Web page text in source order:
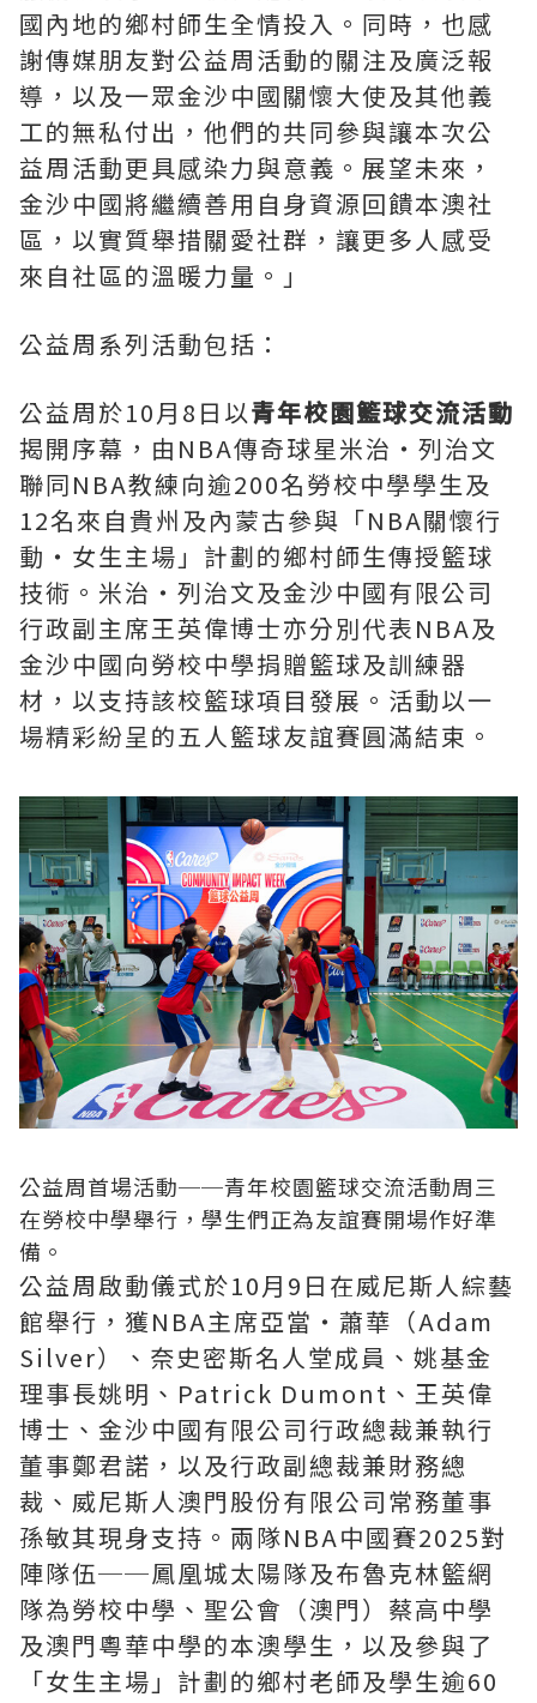
國內地的鄉村師生全情投入。同時，也感
謝傳媒朋友對公益周活動的關注及廣泛報
導，以及一眾金沙中國關懷大使及其他義
工的無私付出，他們的共同參與讓本次公
益周活動更具感染力與意義。展望未來，
金沙中國將繼續善用自身資源回饋本澳社
區，以實質舉措關愛社群，讓更多人感受
來自社區的溫暖力量。」
公益周系列活動包括：
公益周於10月8日以青年校園籃球交流活動
揭開序幕，由NBA傳奇球星米治‧列治文
聯同NBA教練向逾200名勞校中學學生及
12名來自貴州及內蒙古參與「NBA關懷行
動‧女生主場」計劃的鄉村師生傳授籃球
技術。米治‧列治文及金沙中國有限公司
行政副主席王英偉博士亦分別代表NBA及
金沙中國向勞校中學捐贈籃球及訓練器
材，以支持該校籃球項目發展。活動以一
場精彩紛呈的五人籃球友誼賽圓滿結束。
公益周首場活動──青年校園籃球交流活動周三
在勞校中學舉行，學生們正為友誼賽開場作好準
備。
公益周啟動儀式於10月9日在威尼斯人綜藝
館舉行，獲NBA主席亞當‧蕭華（Adam
Silver）、奈史密斯名人堂成員、姚基金
理事長姚明、Patrick Dumont、王英偉
博士、金沙中國有限公司行政總裁兼執行
董事鄭君諾，以及行政副總裁兼財務總
裁、威尼斯人澳門股份有限公司常務董事
孫敏其現身支持。兩隊NBA中國賽2025對
陣隊伍──鳳凰城太陽隊及布魯克林籃網
隊為勞校中學、聖公會（澳門）蔡高中學
及澳門粵華中學的本澳學生，以及參與了
「女生主場」計劃的鄉村老師及學生逾60